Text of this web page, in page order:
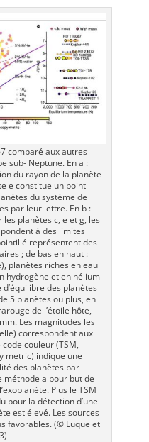
comparé aux autres
sub- Neptune. En a :
du rayon de la planète
e constitue un point
du système de
par leur lettre. En b :
planètes c, e et g, les
à des limites
représentent des
; de bas en haut :
planètes riches en eau
hydrogène et en hélium
des planètes
5 planètes ou plus, en
de l’étoile hôte,
Les magnitudes les
correspondent aux
couleur (TSM,
metric) indique une
des planètes par
méthode a pour but de
Plus le TSM
pour la détection d’une
est élevé. Les sources
favorables. (© Luque et